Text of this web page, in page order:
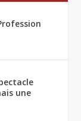
une